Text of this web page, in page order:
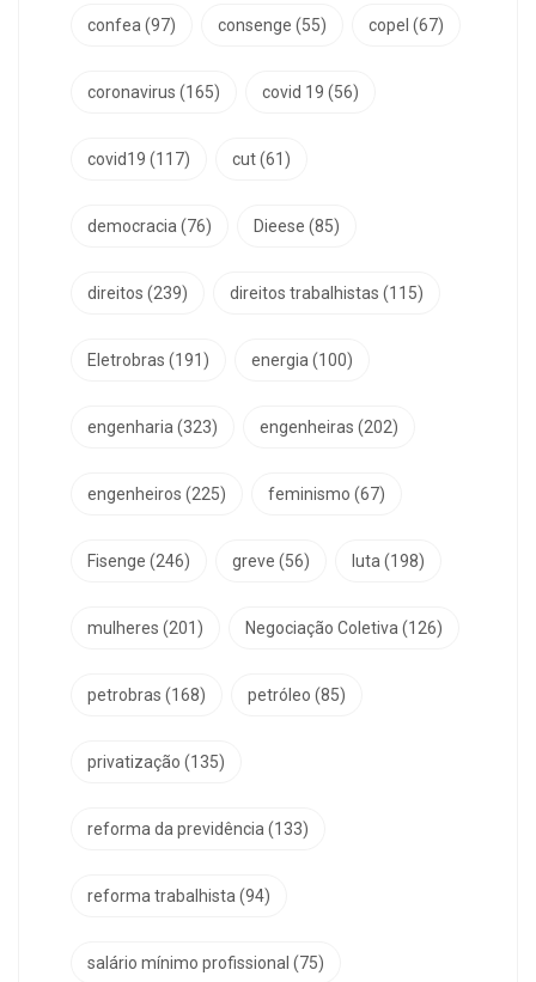
confea (97) consenge (55) copel (67)
coronavirus (165) covid 19 (56)
covid19 (117) cut(61)
democracia (76) Dieese (85)
direitos (239) direitos trabalhistas (115)
Eletrobras (191) energia (100)
engenharia (323) engenheiras (202)
engenheiros (225) feminismo (67)
Fisenge (246) greve (56) luta (198)
mulheres (201) Negociação Coletiva (126)
petrobras (168) petróleo (85)
privatização (135)
reforma da previdência (133)
reforma trabalhista (94)
salário mínimo profissional (75)